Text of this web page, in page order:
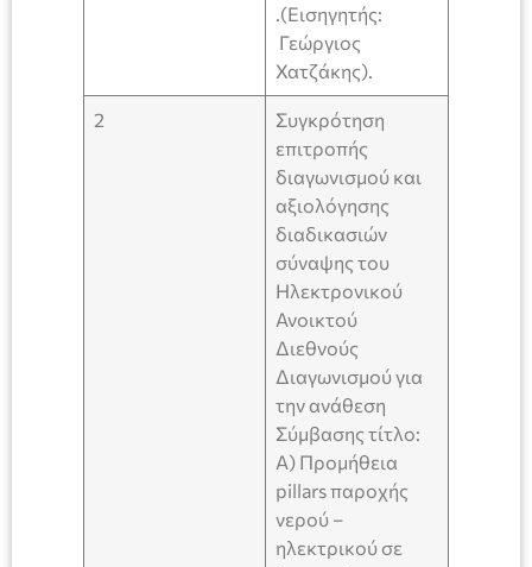
.(Εισηγητής:
Γεώργιος
Χατζάκης).
2
Συγκρότηση
επιτροπής
διαγωνισμού και
αξιολόγησης
διαδικασιών
σύναψης του
Ηλεκτρονικού
Ανοικτού
Διεθνούς
Διαγωνισμού για
την ανάθεση
Σύμβασης τίτλο:
Α) Προμήθεια
pillars παροχής
νερού –
ηλεκτρικού σε